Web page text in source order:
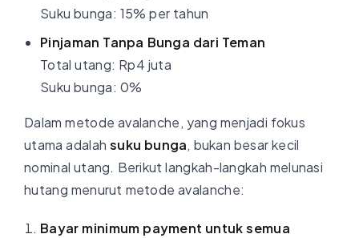
Suku bunga: 15% per tahun
Pinjaman Tanpa Bunga dari Teman
Total utang: Rp4 juta
Suku bunga: 0%
Dalam metode avalanche, yang menjadi fokus
utama adalah suku bunga, bukan besar kecil
nominal utang. Berikut langkah-langkah melunasi
hutang menurut metode avalanche:
Bayar minimum payment untuk semua